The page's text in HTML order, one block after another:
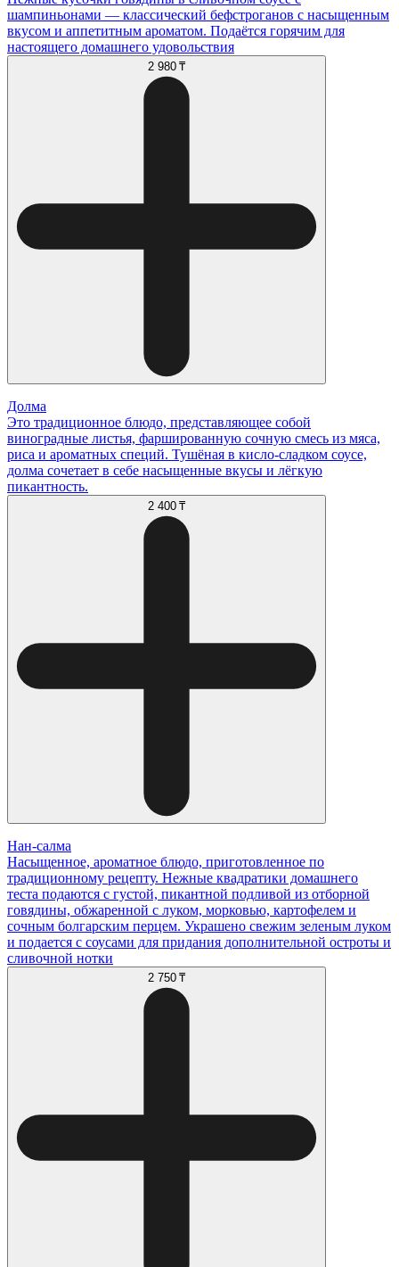
шампиньонами — классический бефстроганов с насыщенным
вкусом и аппетитным ароматом. Подаётся горячим для
настоящего домашнего удовольствия
2 980 ₸
Долма
Это традиционное блюдо, представляющее собой
виноградные листья, фаршированную сочную смесь из мяса,
риса и ароматных специй. Тушёная в кисло-сладком соусе,
долма сочетает в себе насыщенные вкусы и лёгкую
пикантность.
2 400 ₸
Нан-салма
Насыщенное, ароматное блюдо, приготовленное по
традиционному рецепту. Нежные квадратики домашнего
теста подаются с густой, пикантной подливой из отборной
говядины, обжаренной с луком, морковью, картофелем и
сочным болгарским перцем. Украшено свежим зеленым луком
и подается с соусами для придания дополнительной остроты и
сливочной нотки
2 750 ₸